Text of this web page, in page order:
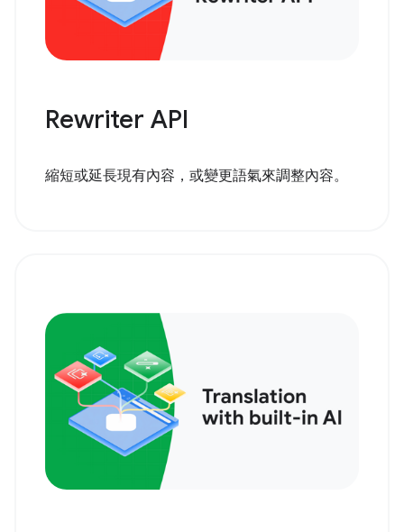
Rewriter API
縮短或延長現有內容，或變更語氣來調整內容。